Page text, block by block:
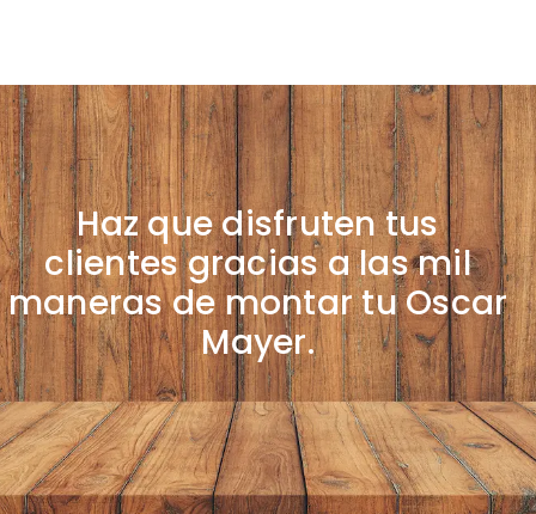
Haz que disfruten tus
clientes gracias a las mil
maneras de montar tu Oscar
Mayer.